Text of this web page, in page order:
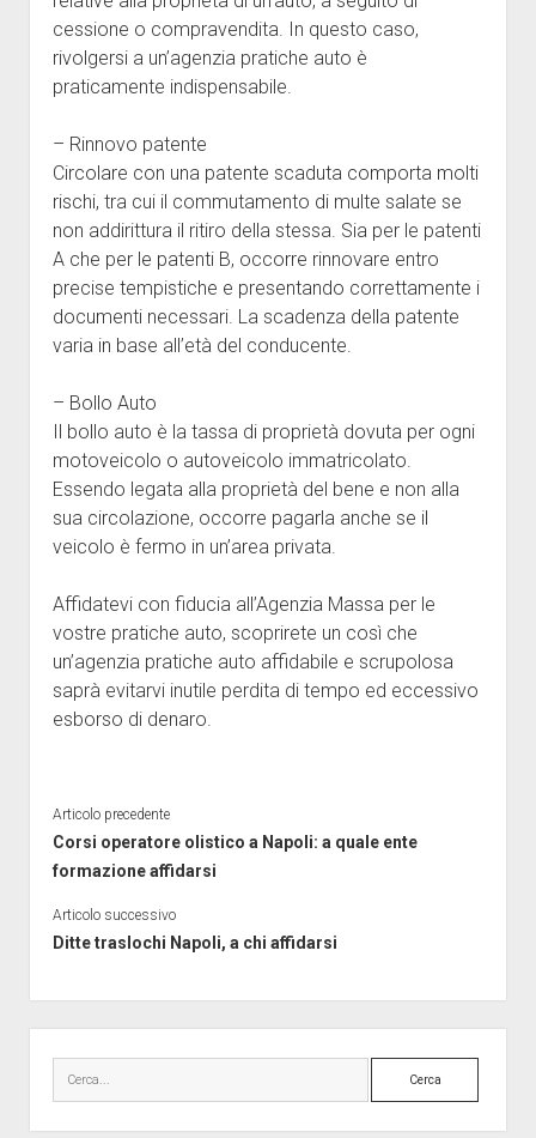
cessione o compravendita. In questo caso,
rivolgersi a un’agenzia pratiche auto è
praticamente indispensabile.
– Rinnovo patente
Circolare con una patente scaduta comporta molti
rischi, tra cui il commutamento di multe salate se
non addirittura il ritiro della stessa. Sia per le patenti
A che per le patenti B, occorre rinnovare entro
precise tempistiche e presentando correttamente i
documenti necessari. La scadenza della patente
varia in base all’età del conducente.
– Bollo Auto
Il bollo auto è la tassa di proprietà dovuta per ogni
motoveicolo o autoveicolo immatricolato.
Essendo legata alla proprietà del bene e non alla
sua circolazione, occorre pagarla anche se il
veicolo è fermo in un’area privata.
Affidatevi con fiducia all’Agenzia Massa per le
vostre pratiche auto, scoprirete un così che
un’agenzia pratiche auto affidabile e scrupolosa
saprà evitarvi inutile perdita di tempo ed eccessivo
esborso di denaro.
Articolo precedente
Corsi operatore olistico a Napoli: a quale ente
formazione affidarsi
Articolo successivo
Ditte traslochi Napoli, a chi affidarsi
laterale
Cerca